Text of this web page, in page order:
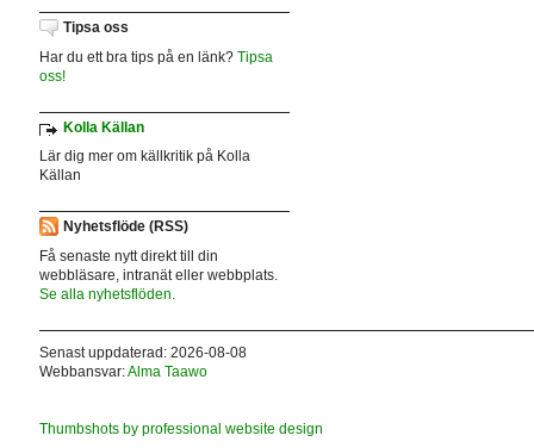
Tipsa oss
Har du ett bra tips på en länk? Tipsa
oss!
Kolla Källan
Lär dig mer om källkritik på Kolla
Källan
Nyhetsflöde (RSS)
Få senaste nytt direkt till din
webbläsare, intranät eller webbplats.
Se alla nyhetsflöden.
Senast uppdaterad: 2026-08-08
Webbansvar:Alma Taawo
Thumbshots by professional website design